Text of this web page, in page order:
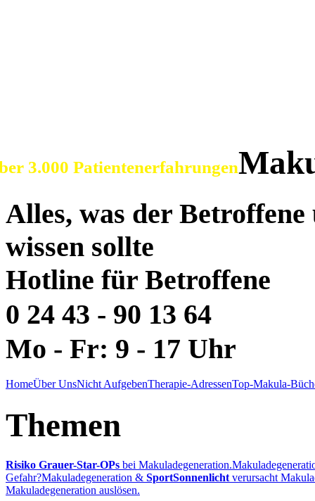
3.000 Patientenerfahrungen
Alles, was der
wissen sollte
Hotline für Betroffene
0 24 43 - 90 13 64
Mo - Fr: 9 - 17 Uhr
HomeÜber UnsNicht AufgebenTherapie-AdressenTop-Makula-
Themen
Risiko Grauer-Star-OPs bei Makuladegeneration.
Gefahr?Makuladegeneration & SportSonnenlicht verursacht
Makuladegeneration auslösen.